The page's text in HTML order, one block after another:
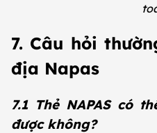
7. Câu hỏi
địa Napas
7.1 Thẻ NAPAS có
được không?